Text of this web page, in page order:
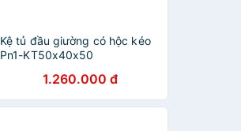
Kệ tủ đầu giường có hộc kéo
Pn1-KT50x40x50
1.260.000 đ